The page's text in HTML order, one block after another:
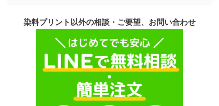
染料プリント以外の相談・ご要望、お問い合わせ